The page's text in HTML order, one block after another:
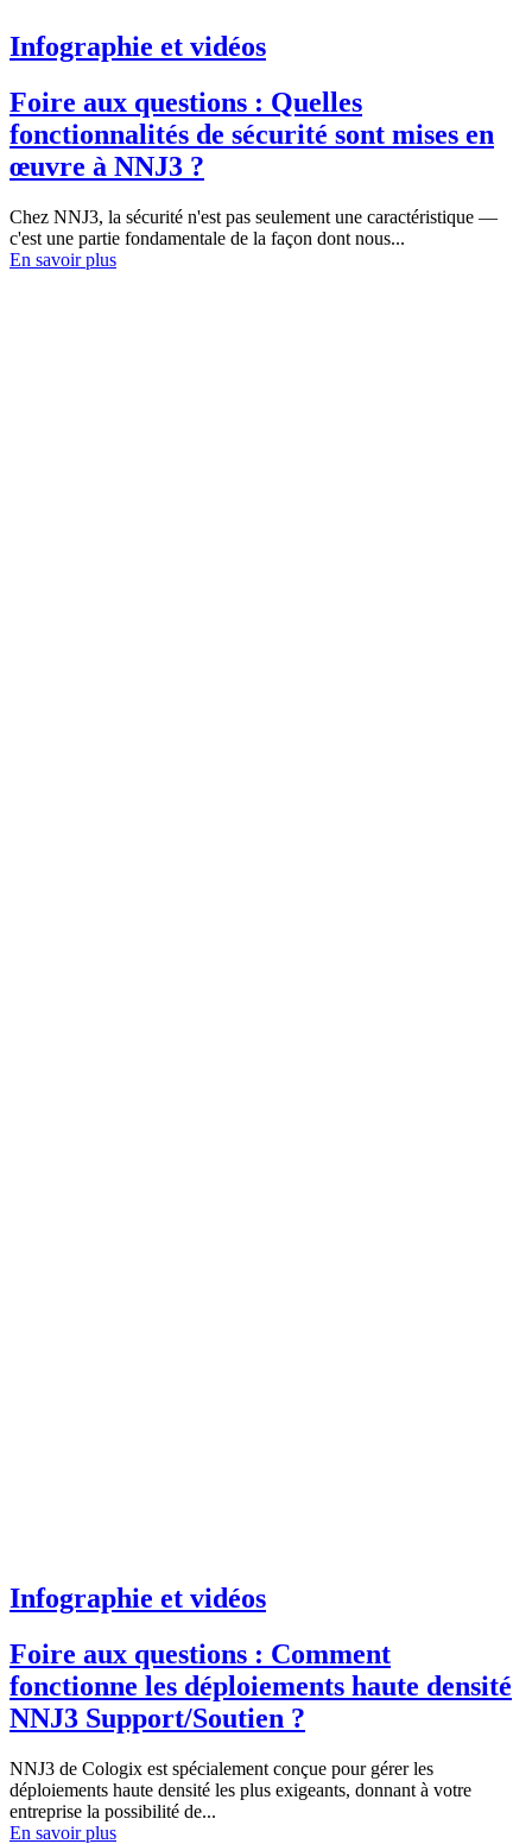
Infographie et vidéos
Foire aux questions : Quelles
fonctionnalités de sécurité sont mises en
œuvre à NNJ3 ?
Chez NNJ3, la sécurité n'est pas seulement une caractéristique —
c'est une partie fondamentale de la façon dont nous...
En savoir plus
Infographie et vidéos
Foire aux questions : Comment
fonctionne les déploiements haute densité
NNJ3 Support/Soutien ?
NNJ3 de Cologix est spécialement conçue pour gérer les
déploiements haute densité les plus exigeants, donnant à votre
entreprise la possibilité de...
En savoir plus